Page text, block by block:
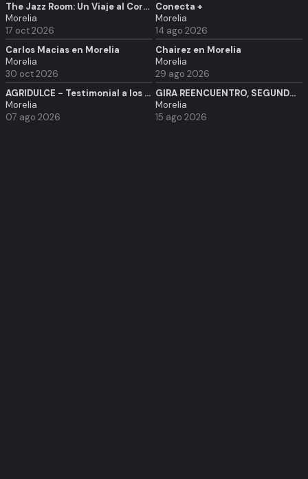
The Jazz Room: Un Viaje al Corazón de Nueva Orleans
Morelia
17 oct 2026
Conecta +
Morelia
14 ago 2026
Carlos Macias en Morelia
Morelia
30 oct 2026
Chairez en Morelia
Morelia
29 ago 2026
AGRIDULCE - Testimonial a los 30´s. Dédalos Artes Escénicas, Sonora, México
Morelia
07 ago 2026
GIRA REENCUENTRO, SEGUNDO CONCIERTO. OBDULIA CAFÉ RESTAURANTE, MORELIA
Morelia
15 ago 2026